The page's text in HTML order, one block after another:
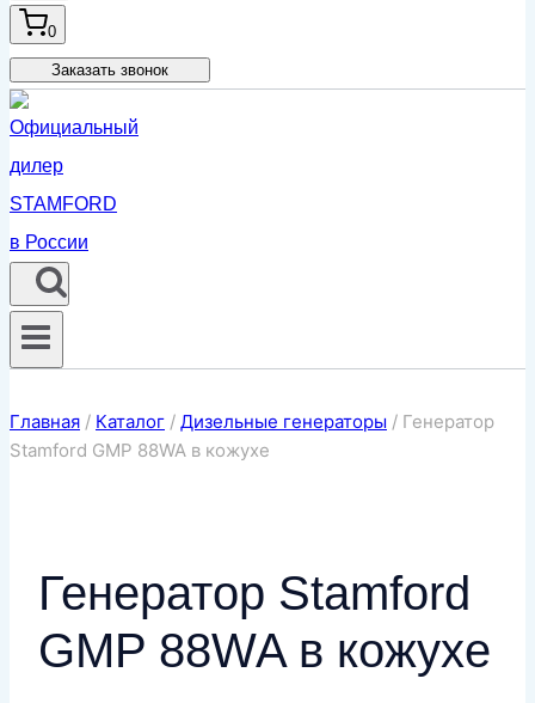
0
Заказать звонок
Главная / Каталог / Дизельные генераторы / Генератор
Stamford GMP 88WA в кожухе
Генератор Stamford
GMP 88WA в кожухе